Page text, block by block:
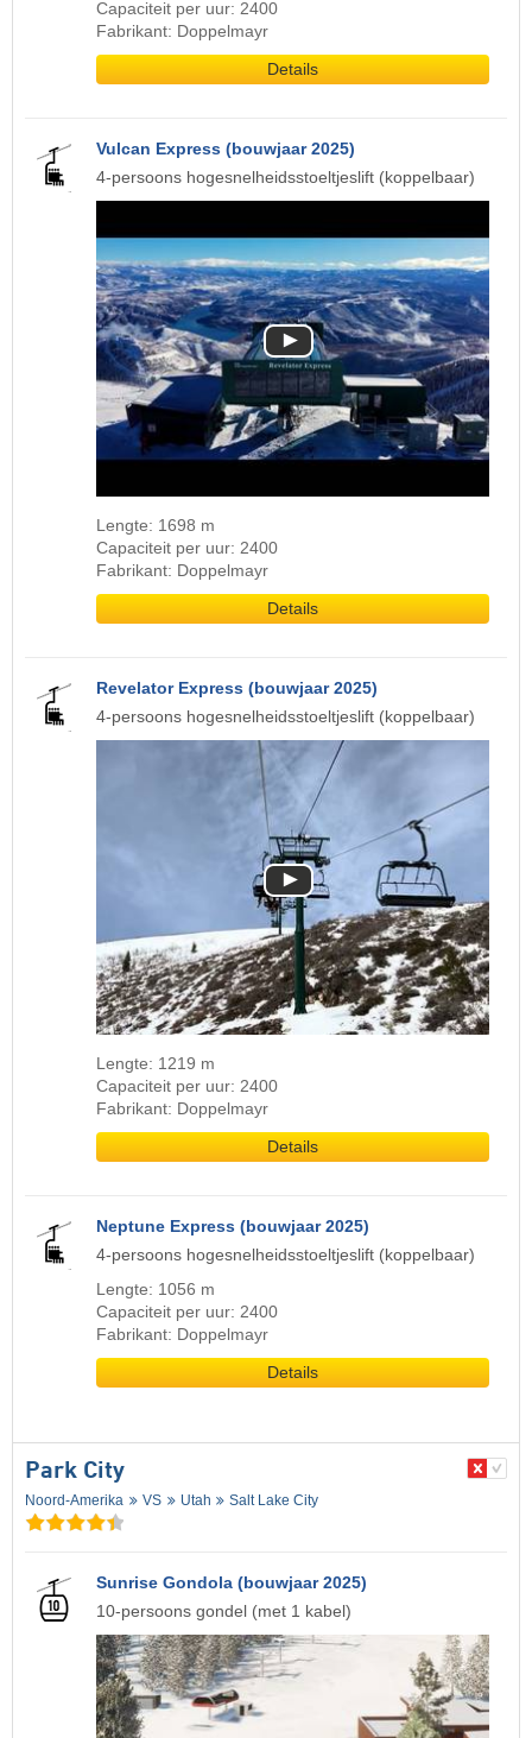
Capaciteit per uur: 2400
Fabrikant: Doppelmayr
Details
Vulcan Express (bouwjaar 2025)
4-persoons hogesnelheidsstoeltjeslift (koppelbaar)
Lengte: 1698 m
Capaciteit per uur: 2400
Fabrikant: Doppelmayr
Details
Revelator Express (bouwjaar 2025)
4-persoons hogesnelheidsstoeltjeslift (koppelbaar)
Lengte: 1219 m
Capaciteit per uur: 2400
Fabrikant: Doppelmayr
Details
Neptune Express (bouwjaar 2025)
4-persoons hogesnelheidsstoeltjeslift (koppelbaar)
Lengte: 1056 m
Capaciteit per uur: 2400
Fabrikant: Doppelmayr
Details
Park City
Noord-Amerika VS Utah Salt Lake City
Sunrise Gondola (bouwjaar 2025)
10-persoons gondel (met 1 kabel)